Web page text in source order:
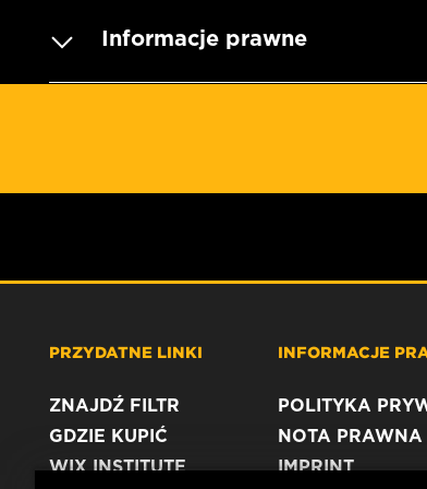
Informacje prawne
PRZYDATNE LINKI
ZNAJDŹ FILTR
GDZIE KUPIĆ
WIX INSTITUTE
INFORMACJE
POLITYKA
NOTA PRAWNA
IMPRINT